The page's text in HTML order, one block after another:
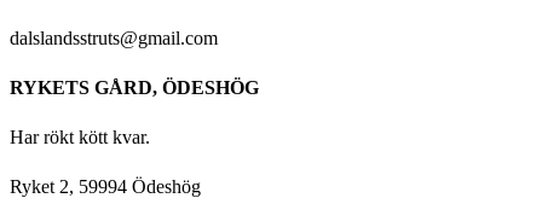
dalslandsstruts@gmail.com
RYKETS GÅRD, ÖDESHÖG
Har rökt kött kvar.
Ryket 2, 59994 Ödeshög